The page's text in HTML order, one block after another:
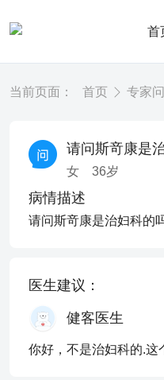
首
当前页面： 首页 专家
请问斯竒康是
女 36岁
病情描述
请问斯竒康是治妇科的
医生建议：
健客医生
你好，不是治妇科的.这